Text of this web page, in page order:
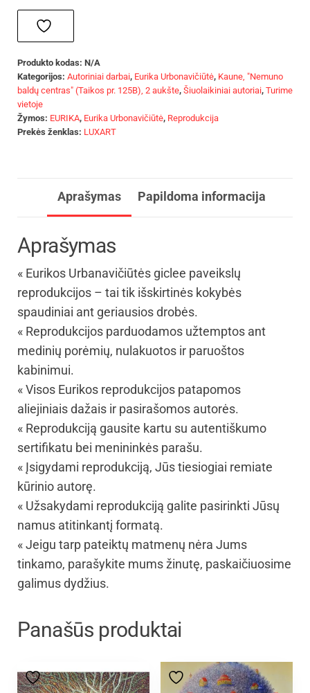
Produkto kodas: N/A
Kategorijos: Autoriniai darbai, Eurika Urbonavičiūtė, Kaune, "Nemuno
baldų centras" (Taikos pr. 125B), 2 aukšte, Šiuolaikiniai autoriai, Turime
vietoje
Žymos: EURIKA, Eurika Urbonavičiūtė, Reprodukcija
Prekės ženklas: LUXART
Aprašymas Papildoma informacija
Aprašymas
« Eurikos Urbanavičiūtės giclee paveikslų
reprodukcijos – tai tik išskirtinės kokybės
spaudiniai ant geriausios drobės.
« Reprodukcijos parduodamos užtemptos ant
medinių porėmių, nulakuotos ir paruoštos
kabinimui.
« Visos Eurikos reprodukcijos patapomos
aliejiniais dažais ir pasirašomos autorės.
« Reprodukciją gausite kartu su autentiškumo
sertifikatu bei menininkės parašu.
« Įsigydami reprodukciją, Jūs tiesiogiai remiate
kūrinio autorę.
« Užsakydami reprodukciją galite pasirinkti Jūsų
namus atitinkantį formatą.
« Jeigu tarp pateiktų matmenų nėra Jums
tinkamo, parašykite mums žinutę, paskaičiuosime
galimus dydžius.
Panašūs produktai